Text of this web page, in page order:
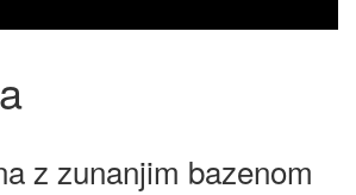
z zunanjim bazenom